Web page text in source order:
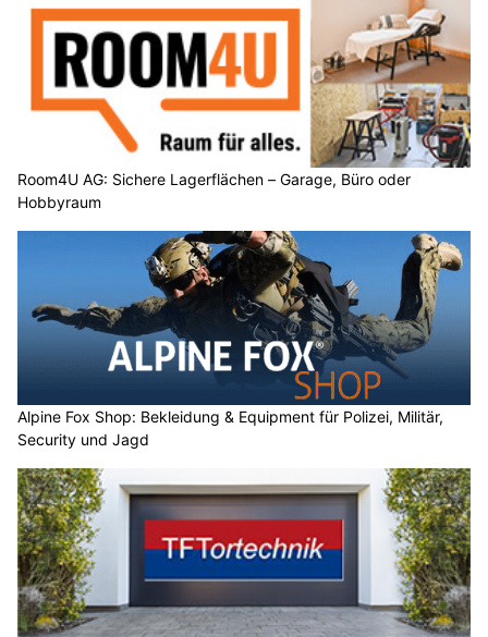
Room4U AG: Sichere Lagerflächen – Garage, Büro oder
Hobbyraum
Alpine Fox Shop: Bekleidung & Equipment für Polizei, Militär,
Security und Jagd